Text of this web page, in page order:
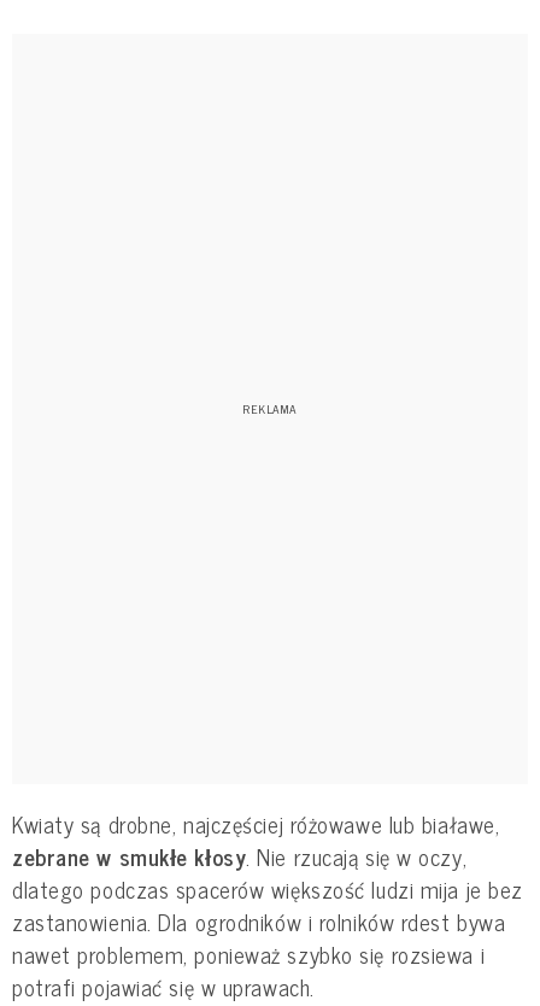
Kwiaty są drobne, najczęściej różowawe lub białawe,
zebrane w smukłe kłosy. Nie rzucają się w oczy,
dlatego podczas spacerów większość ludzi mija je bez
zastanowienia. Dla ogrodników i rolników rdest bywa
nawet problemem, ponieważ szybko się rozsiewa i
potrafi pojawiać się w uprawach.